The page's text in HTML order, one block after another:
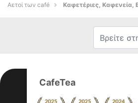
Αετοί των café Καφετέριες, Καφενεία,
CafeTea